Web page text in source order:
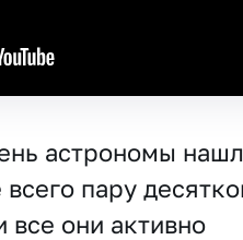
астрономы
пару
они активно